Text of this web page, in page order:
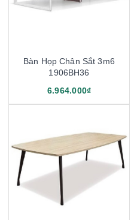
Bàn Họp Chân Sắt 3m6
1906BH36
6.964.000₫